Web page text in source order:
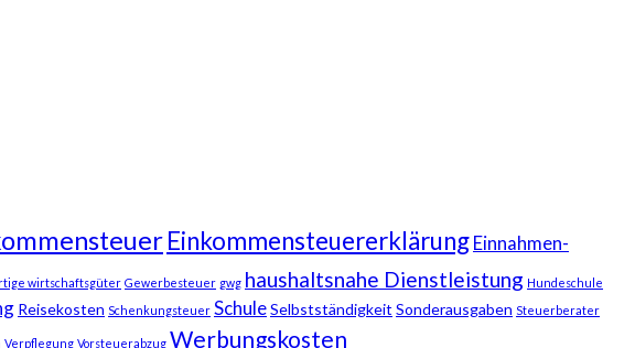
EinkommensteuererklärungEinnahmen-
wirtschaftsgüter Gewerbesteuer gwg haushaltsnahe Dienstleistung Hundeschule
Reisekosten Schenkungsteuer SchuleSelbstständigkeit Sonderausgaben Steuerberater
Verpflegung Vorsteuerabzug Werbungskosten